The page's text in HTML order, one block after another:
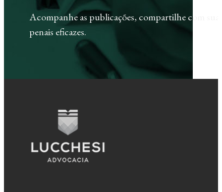
Acompanhe as publicações, compartilhe com
penais eficazes.